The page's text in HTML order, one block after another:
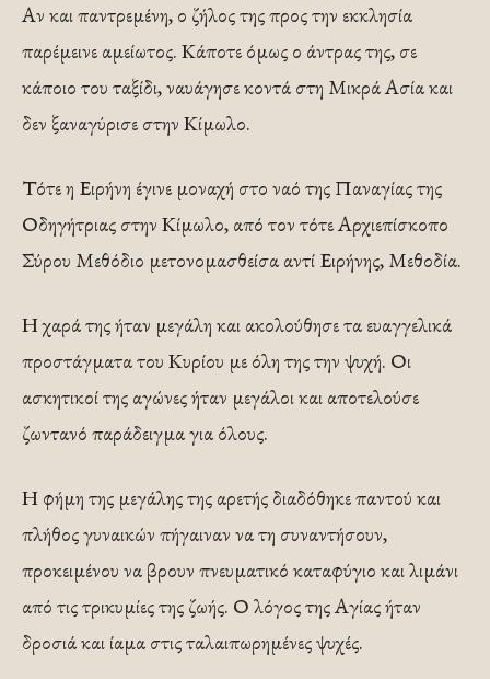
Αν και παντρεμένη, ο ζήλος της προς την εκκλησία
παρέμεινε αμείωτος. Κάποτε όμως ο άντρας της, σε
κάποιο του ταξίδι, ναυάγησε κοντά στη Μικρά Ασία και
δεν ξαναγύρισε στην Κίμωλο.
Τότε η Ειρήνη έγινε μοναχή στο ναό της Παναγίας της
Οδηγήτριας στην Κίμωλο, από τον τότε Αρχιεπίσκοπο
Σύρου Μεθόδιο μετονομασθείσα αντί Ειρήνης, Μεθοδία.
Η χαρά της ήταν μεγάλη και ακολούθησε τα ευαγγελικά
προστάγματα του Κυρίου με όλη της την ψυχή. Οι
ασκητικοί της αγώνες ήταν μεγάλοι και αποτελούσε
ζωντανό παράδειγμα για όλους.
Η φήμη της μεγάλης της αρετής διαδόθηκε παντού και
πλήθος γυναικών πήγαιναν να τη συναντήσουν,
προκειμένου να βρουν πνευματικό καταφύγιο και λιμάνι
από τις τρικυμίες της ζωής. Ο λόγος της Αγίας ήταν
δροσιά και ίαμα στις ταλαιπωρημένες ψυχές.